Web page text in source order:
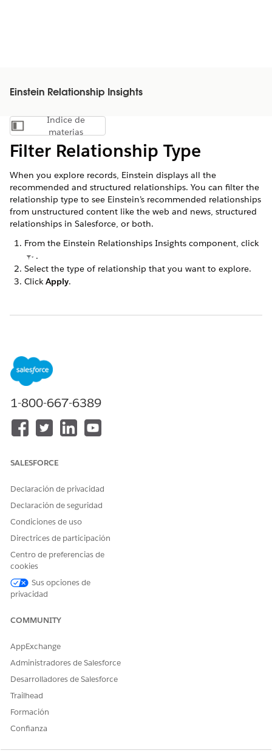
Einstein Relationship Insights
Mostrar índice de materias
Índice de
materias
Filter Relationship Type
When you explore records, Einstein displays all the
recommended and structured relationships. You can filter the
relationship type to see Einstein’s recommended relationships
from unstructured content like the web and news, structured
relationships in Salesforce, or both.
From the Einstein Relationships Insights component, click
.
Select the type of relationship that you want to explore.
Click Apply.
1-800-667-6389
SALESFORCE
Declaración de privacidad
Declaración de seguridad
Condiciones de uso
Directrices de participación
Centro de preferencias de
cookies
Sus opciones de
privacidad
COMMUNITY
AppExchange
Administradores de Salesforce
Desarrolladores de Salesforce
Trailhead
Formación
Confianza